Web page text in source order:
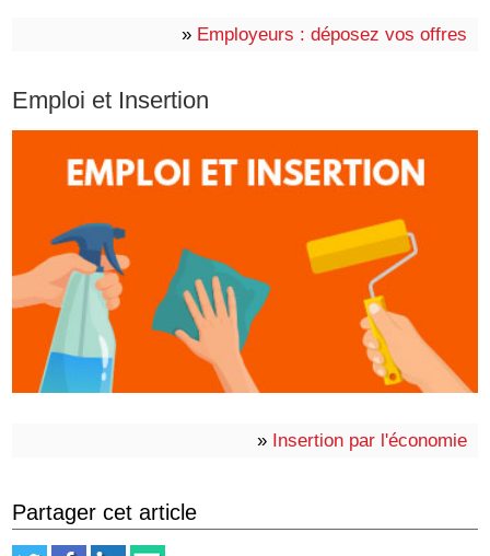
» Employeurs : déposez vos offres
Emploi et Insertion
» Insertion par l'économie
Partager cet article